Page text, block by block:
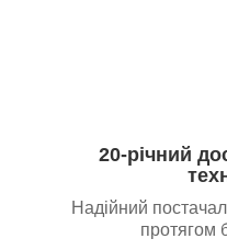
20-річний
Надійний
протягом